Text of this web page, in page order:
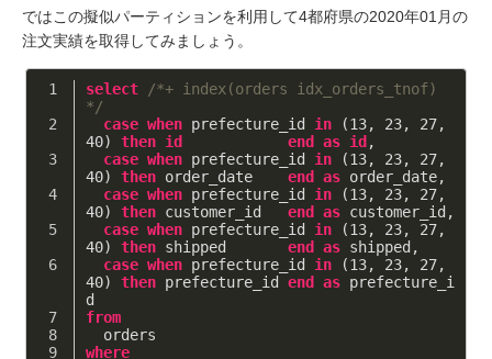
ではこの擬似パーティションを利用して4都府県の2020年01月の
注文実績を取得してみましょう。
select
/*+ index(orders idx_orders_tnof)
*/
case when prefecture_id in (13, 23, 27
40) then id end as id ,
case when prefecture_id in (13, 23, 27
40) then order_date end as order_date,
case when prefecture_id in (13, 23, 27
40) then customer_id end as customer_id,
case when prefecture_id in (13, 23, 27
40) then shipped end as shipped,
case when prefecture_id in (13, 23, 27
40) then prefecture_id end as prefecture_i
d
from
  orders
where